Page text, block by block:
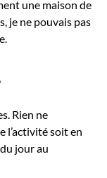
une maison de
je ne pouvais pas
Rien ne
l’activité soit en
jour au